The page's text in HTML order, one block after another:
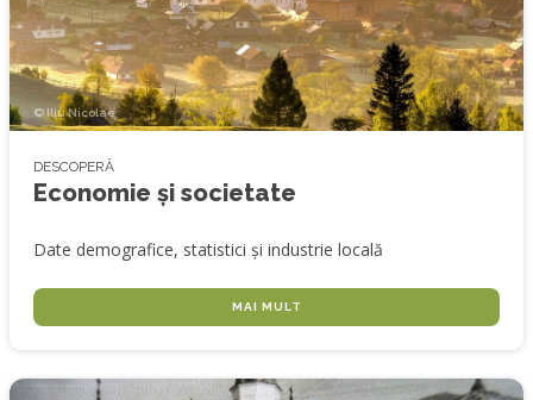
© Iliu Nicolae
DESCOPERĂ
Economie și societate
Date demografice, statistici și industrie locală
MAI MULT